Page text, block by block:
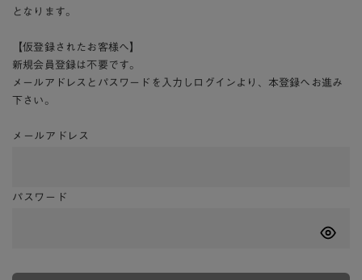
となります。
【仮登録されたお客様へ】
新規会員登録は不要です。
メールアドレスとパスワードを入力しログインより、本登録へお進み
下さい。
メールアドレス
パスワード